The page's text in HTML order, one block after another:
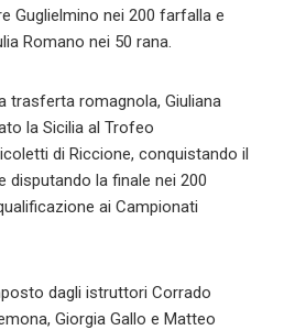
Guglielmino nei 200 farfalla e
Romano nei 50 rana.
trasferta romagnola, Giuliana
la Sicilia al Trofeo
di Riccione, conquistando il
disputando la finale nei 200
ai Campionati
dagli istruttori Corrado
Giorgia Gallo e Matteo